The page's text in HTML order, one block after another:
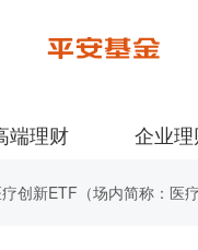
端理财 企业
创新ETF（场内简称：医